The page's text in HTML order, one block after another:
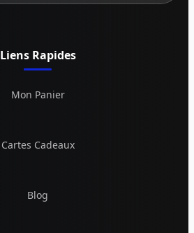
Liens Rapides
Mon Panier
Cartes Cadeaux
Blog